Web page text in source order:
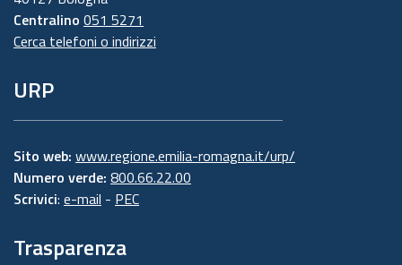
Centralino 051 5271
Cerca telefoni o indirizzi
URP
Sito web: www.regione.emilia-romagna.it/urp/
Numero verde: 800.66.22.00
Scrivici: e-mail - PEC
Trasparenza